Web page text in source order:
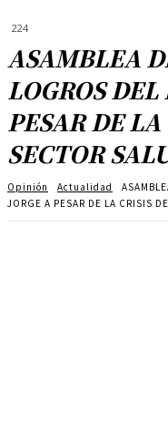
224
ASAMBLEA
LOGROS
PESAR DE
SECTOR
Opinión Actualidad
JORGE A PESAR DE LA CRISIS